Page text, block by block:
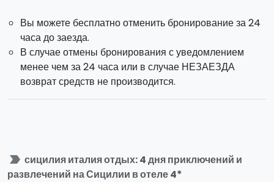
Вы можете бесплатно отменить бронирование за 24
часа до заезда.
В случае отмены бронирования с уведомлением
менее чем за 24 часа или в случае НЕЗАЕЗДА
возврат средств не производится.
label_important сицилия италия отдых: 4 дня приключений и
развлечений на Сицилии в отеле 4*